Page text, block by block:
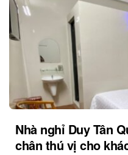
Nhà nghỉ Duy Tân
chân thú vị cho